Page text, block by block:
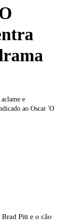
e
ao Oscar 'O
Brad Pitt e o cão